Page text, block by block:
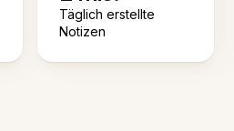
Täglich erstellte
Notizen